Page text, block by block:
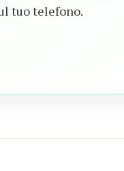
tuo telefono.